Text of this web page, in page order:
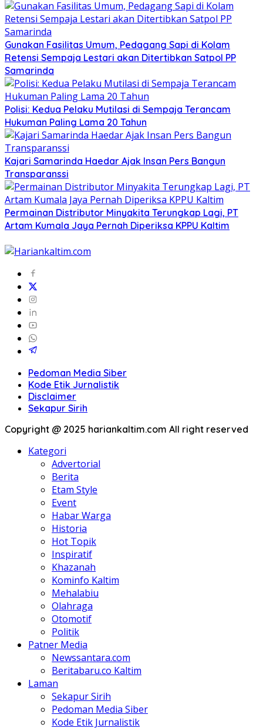
Gunakan Fasilitas Umum, Pedagang Sapi di Kolam
Retensi Sempaja Lestari akan Ditertibkan Satpol PP
Samarinda
Polisi: Kedua Pelaku Mutilasi di Sempaja Terancam
Hukuman Paling Lama 20 Tahun
Kajari Samarinda Haedar Ajak Insan Pers Bangun
Transparanssi
Permainan Distributor Minyakita Terungkap Lagi, PT
Artam Kumala Jaya Pernah Diperiksa KPPU Kaltim
Pedoman Media Siber
Kode Etik Jurnalistik
Disclaimer
Sekapur Sirih
Copyright @ 2025 hariankaltim.com All right reserved
Kategori
Advertorial
Berita
Etam Style
Event
Habar Warga
Historia
Hot Topik
Inspiratif
Khazanah
Kominfo Kaltim
Mehalabiu
Olahraga
Otomotif
Politik
Patner Media
Newssantara.com
Beritabaru.co Kaltim
Laman
Sekapur Sirih
Pedoman Media Siber
Kode Etik Jurnalistik